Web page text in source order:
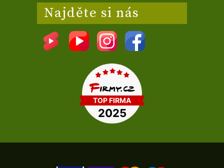
Najděte si nás